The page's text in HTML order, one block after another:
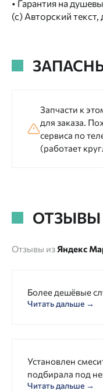
• Гарантия на
(с) Авторский текст,
Запчасти к
для заказа.
сервиса по
(работает
ОТЗЫВЫ
Отзывы из Яндекс
Более дешёвые
Читать дальше →
Установлен
подбирала под
Читать дальше →